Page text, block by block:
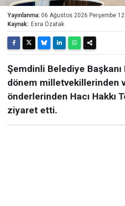
Yayınlanma: 06 Ağustos 2026 Perşembe
Kaynak: Esra Özatak
Şemdinli Belediye
dönem milletvekillerinden
önderlerinden Hacı Hakkı
ziyaret etti.